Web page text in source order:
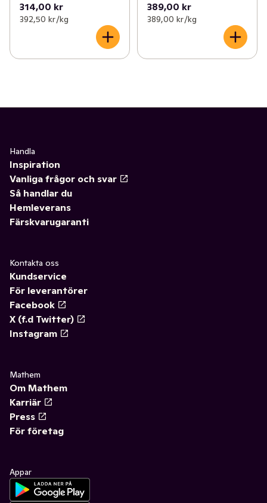
314,00 kr
392,50 kr /kg
389,00 kr
389,00 kr /kg
Handla
Inspiration
Vanliga frågor och svar
Så handlar du
Hemleverans
Färskvarugaranti
Kontakta oss
Kundservice
För leverantörer
Facebook
X (f.d Twitter)
Instagram
Mathem
Om Mathem
Karriär
Press
För företag
Appar